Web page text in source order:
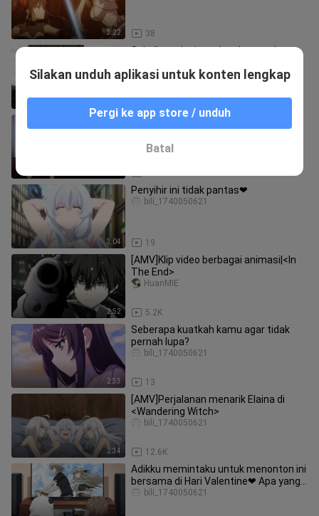
3:22 38
Sekalipun dunia melupakanmu, kamu
bili_1740050621
Chika Dance Versi Lengkap - Chikatto
Chika Chika [PV dibubuhkan]
WeizikaorouMan
3:04
Penyihir ini tidak pantas❤
19
bili_1740050621
2:52
[AMV]Klip video berbagai animasi|<In
The End>
5.2K
HuanMIE
2:33
Seberapa kuatkah kamu agar tidak
pernah lupa?
13
bili_1740050621
2:34
[AMV]Perjalanan menarik Elaina di
<Wandering Witch>
12.6K
bili_1740050621
Adikku memintaku untuk menonton ini
bersama di Hari Valentine❤ Apa yang
harus aku lakukan? mendesak!
bili_1740050621
Silakan unduh aplikasi untuk konten lengkap
Pergi ke app store / unduh
Batal